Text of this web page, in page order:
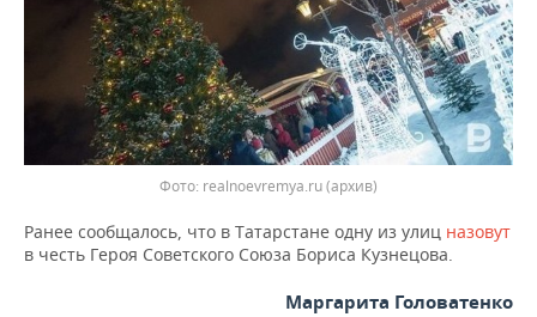
ФИГУРНОЕ КАТАНИЕ
ВОДНЫЕ ВИДЫ СПОРТА
ХОККЕЙ С МЯЧОМ
МЕДИЦИНА
ОБРАЗОВАНИЕ
ПРОИСШЕСТВИЯ
Фото: realnoevremya.ru (архив)
Ранее сообщалось, что в Татарстане одну из улиц назовут
в честь Героя Советского Союза Бориса Кузнецова.
Маргарита Головатенко